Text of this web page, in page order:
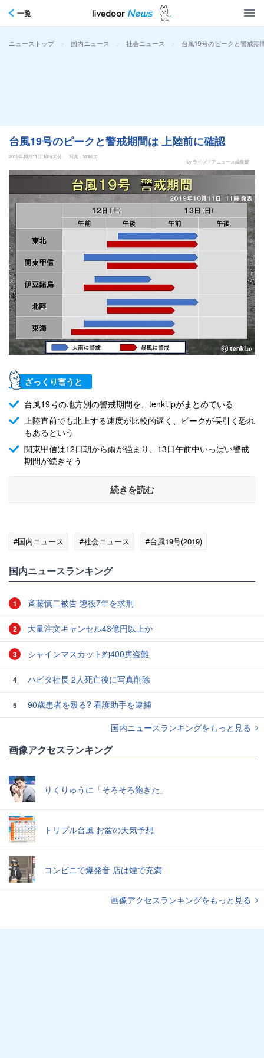
一覧
ニューストップ > 国内ニュース > 社会ニュース > 台風19号のピークと警戒期
台風19号のピークと警戒期間は 上陸前に確認
2019年10月11日 16時35分
写真：tenki.jp
by ライブドアニュース編集部
ざっくり言うと
台風19号の地方別の警戒期間を、tenki.jpがまとめている
上陸直前でも北上する速度が比較的遅く、ピークが長引く恐れ
もあるという
関東甲信は12日朝から雨が強まり、13日午前中いっぱい警戒
期間が続きそう
続きを読む
#国内ニュース #社会ニュース #台風19号(2019)
国内ニュースランキング
1 斉藤慎二被告 懲役7年を求刑
2 大量注文キャンセル43億円以上か
3 シャインマスカット約400房盗難
4 ハビタ社長 2人死亡後に写真削除
5
90歳患者を殴る? 看護助手を逮捕
国内ニュースランキングをもっと見る
画像アクセスランキング
りくりゅうに「そろそろ飽きた」
トリプル台風 お盆の天気予想
コンビニで爆発音 店は煙で充満
画像アクセスランキングをもっと見る